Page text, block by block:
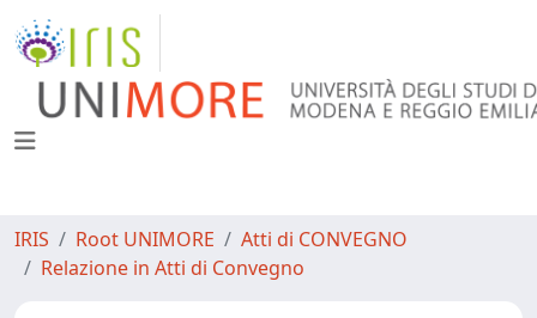
IRIS Root UNIMORE
Atti di CONVEGNO
Relazione in Atti di Convegno